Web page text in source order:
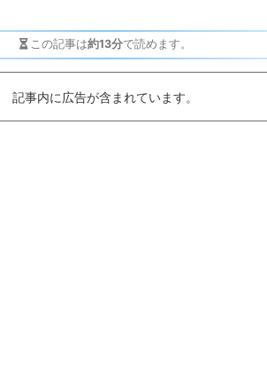
この記事は約13分で読めます。
記事内に広告が含まれています。